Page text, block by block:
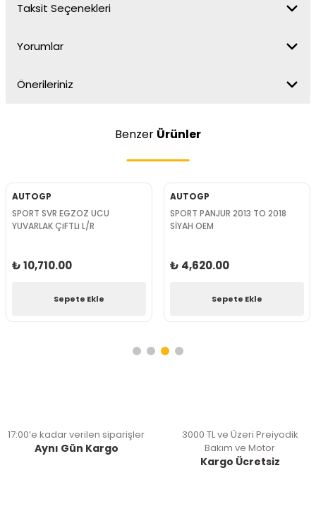
Taksit Seçenekleri
Yorumlar
Önerileriniz
Benzer Ürünler
AUTOGP
SPORT SVR EGZOZ UCU
YUVARLAK ÇiFTLi L/R
₺ 10,710.00
Sepete Ekle
AUTOGP
SPORT PANJUR 2013 TO 2018
SİYAH OEM
₺ 4,620.00
Sepete Ekle
17:00’e kadar verilen siparişler
Aynı Gün Kargo
3000 TL ve Üzeri Preiyodik
Bakım ve Motor
Kargo Ücretsiz